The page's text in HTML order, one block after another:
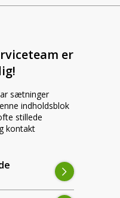
er
sætninger
indholdsblok
stillede
kontakt